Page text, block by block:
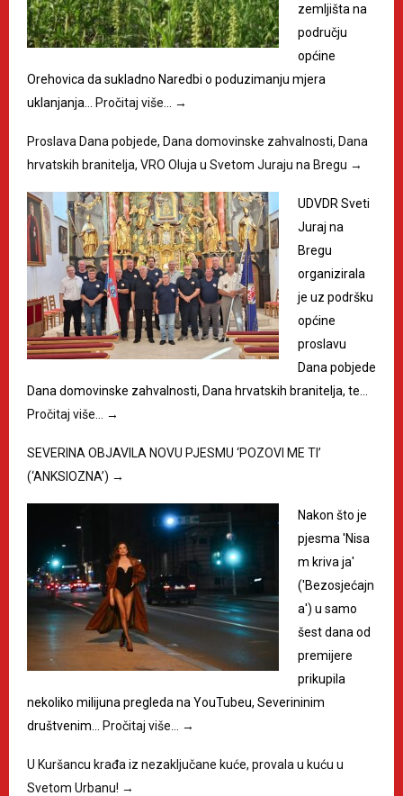
zemljišta na
području
općine
Orehovica da sukladno Naredbi o poduzimanju mjera
uklanjanja…
Pročitaj više… →
Proslava Dana pobjede, Dana domovinske zahvalnosti, Dana
hrvatskih branitelja, VRO Oluja u Svetom Juraju na Bregu →
UDVDR Sveti
Juraj na
Bregu
organizirala
je uz podršku
općine
proslavu
Dana pobjede
Dana domovinske zahvalnosti, Dana hrvatskih branitelja, te…
Pročitaj više…
→
SEVERINA OBJAVILA NOVU PJESMU ‘POZOVI ME TI’
(‘ANKSIOZNA’) →
Nakon što je
pjesma 'Nisa
m kriva ja'
('Bezosjećajn
a') u samo
šest dana od
premijere
prikupila
nekoliko milijuna pregleda na YouTubeu, Severininim
društvenim…
Pročitaj više… →
U Kuršancu krađa iz nezaključane kuće, provala u kuću u
Svetom Urbanu! →